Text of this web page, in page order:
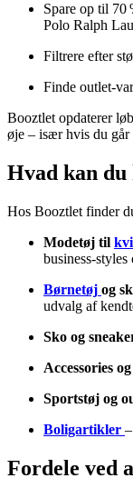
Spare op til
Polo Ralph
Filtrere efter
Finde outlet-
Booztlet opdaterer
øje – især hvis du går
Hvad kan du
Hos Booztlet finder
Modetøj til
business-styles
Børnetøj og
udvalg af
Sko og
Accessories
Sportstøj og
Boligartikler
Fordele ved